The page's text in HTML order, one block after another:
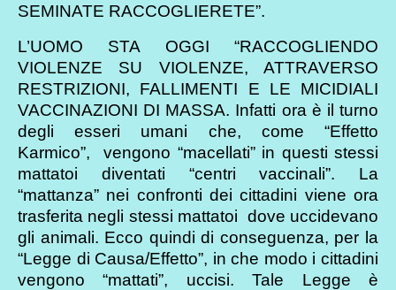
SEMINATE RACCOGLIERETE”.
L’UOMO STA OGGI “RACCOGLIENDO
VIOLENZE SU VIOLENZE, ATTRAVERSO
RESTRIZIONI, FALLIMENTI E LE MICIDIALI
VACCINAZIONI DI MASSA. Infatti ora è il turno
degli esseri umani che, come “Effetto
Karmico”, vengono “macellati” in questi stessi
mattatoi diventati “centri vaccinali”. La
“mattanza” nei confronti dei cittadini viene ora
trasferita negli stessi mattatoi dove uccidevano
gli animali. Ecco quindi di conseguenza, per la
“Legge di Causa/Effetto”, in che modo i cittadini
vengono “mattati”, uccisi. Tale Legge è